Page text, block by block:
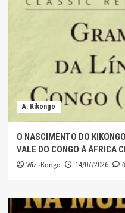
A. Kikongo
O NASCIMENTO DO
VALE DO CONGO À ÁFRICA
Wizi-Kongo 14/07/2026 0